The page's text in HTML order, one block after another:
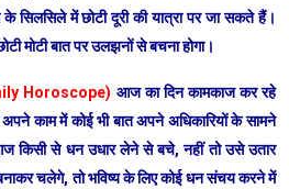
में छोटी दूरी की यात्रा पर जा सकते हैं।
मोटी बात पर उलझनों से बचना होगा।
Horoscope) आज का दिन कामकाज कर रहे
अपने काम में कोई भी बात अपने अधिकारियों के सामने
किसी से धन उधार लेने से बचे, नहीं तो उसे उतार
चलेगे, तो भविष्य के लिए कोई धन संचय करने में